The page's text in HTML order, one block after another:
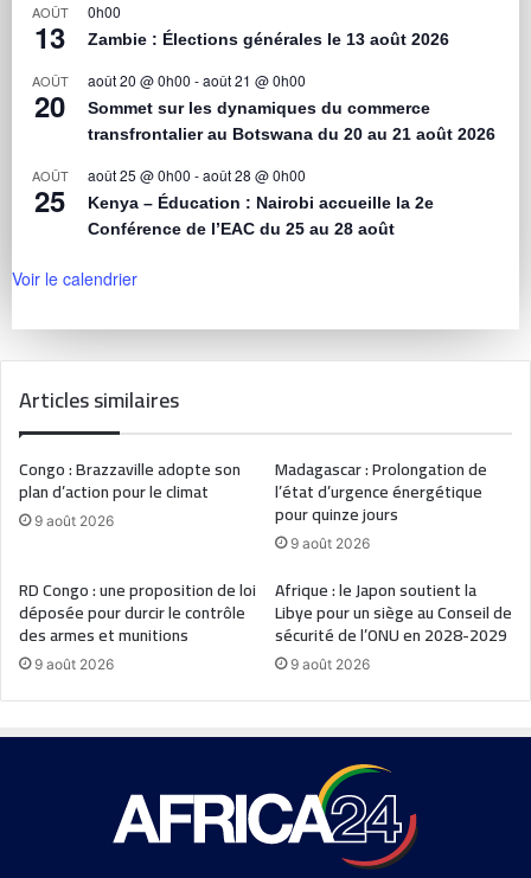
AOÛT
13
0h00
Zambie : Élections générales le 13 août 2026
AOÛT
20
août 20 @ 0h00 -août 21 @ 0h00
Sommet sur les dynamiques du commerce
transfrontalier au Botswana du 20 au 21 août 2026
AOÛT
25
août 25 @ 0h00 -août 28 @ 0h00
Kenya – Éducation : Nairobi accueille la 2e
Conférence de l’EAC du 25 au 28 août
Voir le calendrier
Articles similaires
Congo : Brazzaville adopte son
plan d’action pour le climat
9 août 2026
Madagascar : Prolongation de
l’état d’urgence énergétique
pour quinze jours
9 août 2026
RD Congo : une proposition de loi
déposée pour durcir le contrôle
des armes et munitions
9 août 2026
Afrique : le Japon soutient la
Libye pour un siège au Conseil de
sécurité de l’ONU en 2028-2029
9 août 2026